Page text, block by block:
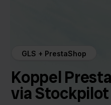
GLS + PrestaShop
Koppel
via Stockpilot